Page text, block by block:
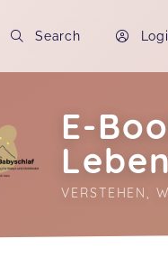
Search
E-
VERSTEHEN,